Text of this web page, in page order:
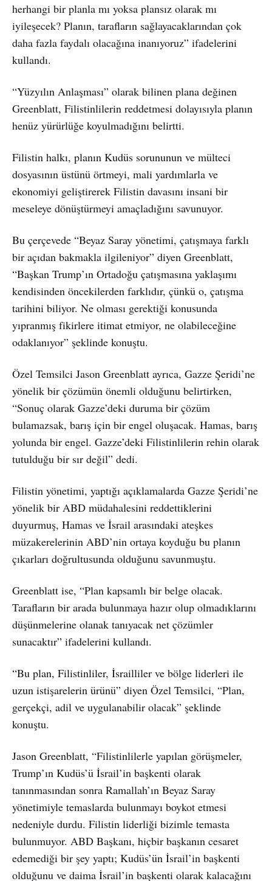
herhangi bir planla mı yoksa plansız olarak mı
iyileşecek? Planın, tarafların sağlayacaklarından çok
daha fazla faydalı olacağına inanıyoruz” ifadelerini
kullandı.
“Yüzyılın Anlaşması” olarak bilinen plana değinen
Greenblatt, Filistinlilerin reddetmesi dolayısıyla planın
henüz yürürlüğe koyulmadığını belirtti.
Filistin halkı, planın Kudüs sorununun ve mülteci
dosyasının üstünü örtmeyi, mali yardımlarla ve
ekonomiyi geliştirerek Filistin davasını insani bir
meseleye dönüştürmeyi amaçladığını savunuyor.
Bu çerçevede “Beyaz Saray yönetimi, çatışmaya farklı
bir açıdan bakmakla ilgileniyor” diyen Greenblatt,
“Başkan Trump’ın Ortadoğu çatışmasına yaklaşımı
kendisinden öncekilerden farklıdır, çünkü o, çatışma
tarihini biliyor. Ne olması gerektiği konusunda
yıpranmış fikirlere itimat etmiyor, ne olabileceğine
odaklanıyor” şeklinde konuştu.
Özel Temsilci Jason Greenblatt ayrıca, Gazze Şeridi’ne
yönelik bir çözümün önemli olduğunu belirtirken,
“Sonuç olarak Gazze’deki duruma bir çözüm
bulamazsak, barış için bir engel oluşacak. Hamas, barış
yolunda bir engel. Gazze’deki Filistinlilerin rehin olarak
tutulduğu bir sır değil” dedi.
Filistin yönetimi, yaptığı açıklamalarda Gazze Şeridi’ne
yönelik bir ABD müdahalesini reddettiklerini
duyurmuş, Hamas ve İsrail arasındaki ateşkes
müzakerelerinin ABD’nin ortaya koyduğu bu planın
çıkarları doğrultusunda olduğunu savunmuştu.
Greenblatt ise, “Plan kapsamlı bir belge olacak.
Tarafların bir arada bulunmaya hazır olup olmadıklarını
düşünmelerine olanak tanıyacak net çözümler
sunacaktır” ifadelerini kullandı.
“Bu plan, Filistinliler, İsrailliler ve bölge liderleri ile
uzun istişarelerin ürünü” diyen Özel Temsilci, “Plan,
gerçekçi, adil ve uygulanabilir olacak” şeklinde
konuştu.
Jason Greenblatt, “Filistinlilerle yapılan görüşmeler,
Trump’ın Kudüs’ü İsrail’in başkenti olarak
tanınmasından sonra Ramallah’ın Beyaz Saray
yönetimiyle temaslarda bulunmayı boykot etmesi
nedeniyle durdu. Filistin liderliği bizimle temasta
bulunmuyor. ABD Başkanı, hiçbir başkanın cesaret
edemediği bir şey yaptı; Kudüs’ün İsrail’in başkenti
olduğunu ve daima İsrail’in başkenti olarak kalacağını